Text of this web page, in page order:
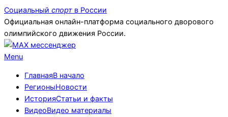
Skip
to
content
Социальный спорт в России
Официальная онлайн-платформа социального дворового
олимпийского движения России.
Primary
Menu
Menu
ГлавнаяВ начало
РегионыНовости
ИсторияСтатьи и факты
ВидеоВидео материалы